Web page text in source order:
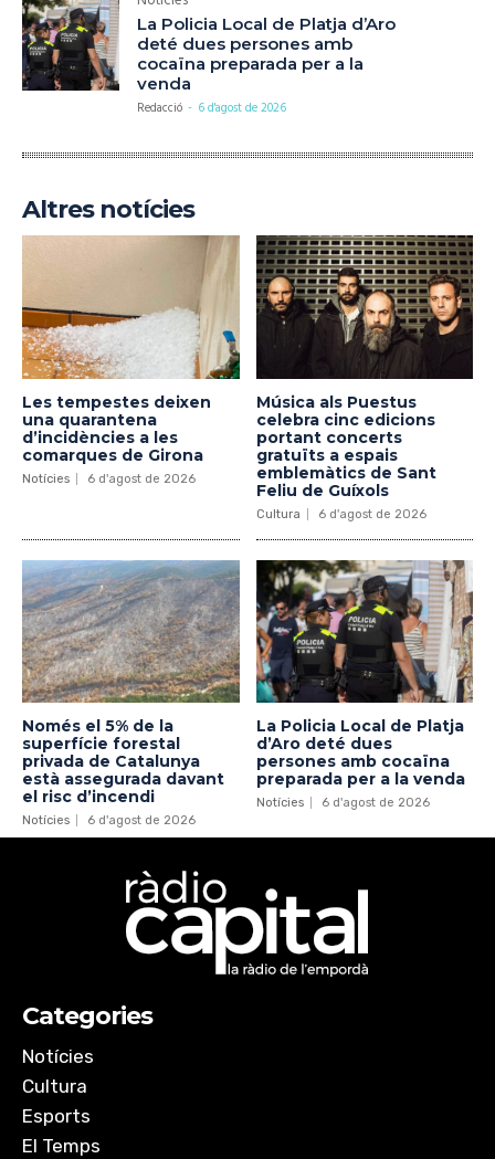
La Policia Local de Platja d’Aro
deté dues persones amb
cocaïna preparada per a la
venda
Redacció - 6 d'agost de 2026
Altres notícies
Les tempestes deixen
una quarantena
d’incidències a les
comarques de Girona
Notícies 6 d'agost de 2026
Música als Puestus
celebra cinc edicions
portant concerts
gratuïts a espais
emblemàtics de Sant
Feliu de Guíxols
Cultura 6 d'agost de 2026
Només el 5% de la
superfície forestal
privada de Catalunya
està assegurada davant
el risc d’incendi
Notícies 6 d'agost de 2026
La Policia Local de Platja
d’Aro deté dues
persones amb cocaïna
preparada per a la venda
Notícies 6 d'agost de 2026
Categories
Notícies
Cultura
Esports
El Temps